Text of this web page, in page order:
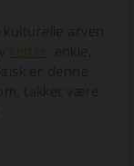
arven
retter, enkle,
er denne
takket være